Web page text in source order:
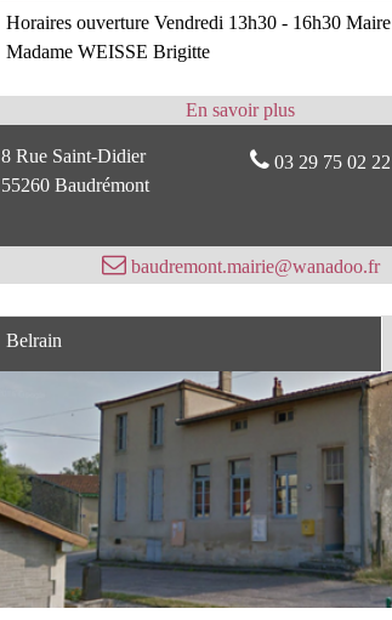
Horaires ouverture Vendredi 13h30 - 16h30 Maire
Madame WEISSE Brigitte
8 Rue Saint-Didier
55260 Baudrémont
03 29 75 02 22
baudremont.mairie@wanadoo.fr
Belrain